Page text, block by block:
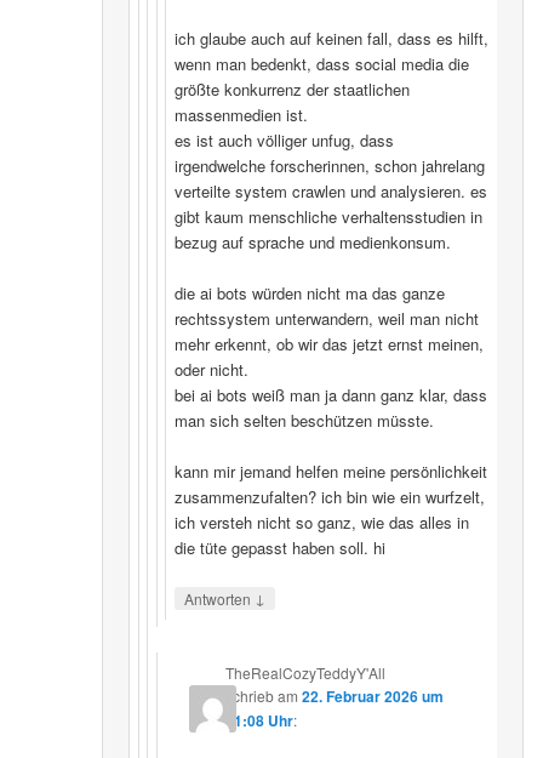
ich glaube auch auf keinen fall, dass es hilft,
wenn man bedenkt, dass social media die
größte konkurrenz der staatlichen
massenmedien ist.
es ist auch völliger unfug, dass
irgendwelche forscherinnen, schon jahrelang
verteilte system crawlen und analysieren. es
gibt kaum menschliche verhaltensstudien in
bezug auf sprache und medienkonsum.
die ai bots würden nicht ma das ganze
rechtssystem unterwandern, weil man nicht
mehr erkennt, ob wir das jetzt ernst meinen,
oder nicht.
bei ai bots weiß man ja dann ganz klar, dass
man sich selten beschützen müsste.
kann mir jemand helfen meine persönlichkeit
zusammenzufalten? ich bin wie ein wurfzelt,
ich versteh nicht so ganz, wie das alles in
die tüte gepasst haben soll. hi
Antworten ↓
TheRealCozyTeddyY'All
schriebam22. Februar 2026 um
21:08 Uhr: